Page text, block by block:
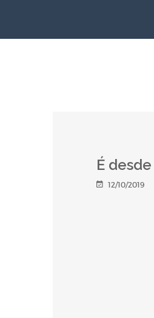
É
12/10/2019